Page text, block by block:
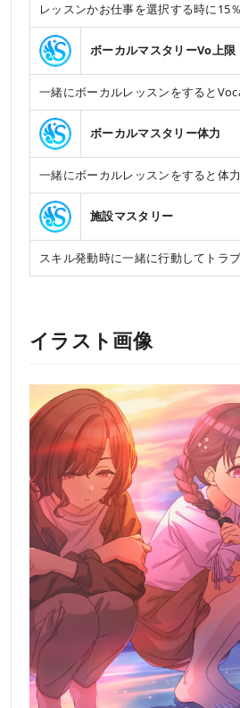
レッスンかお仕事を選択する時に15
ボーカルマスタリーVo上限
一緒にボーカルレッスンをすると
ボーカルマスタリー体力
一緒にボーカルレッスンをすると体
施設マスタリー
スキル発動時に一緒に行動してトラ
イラスト画像